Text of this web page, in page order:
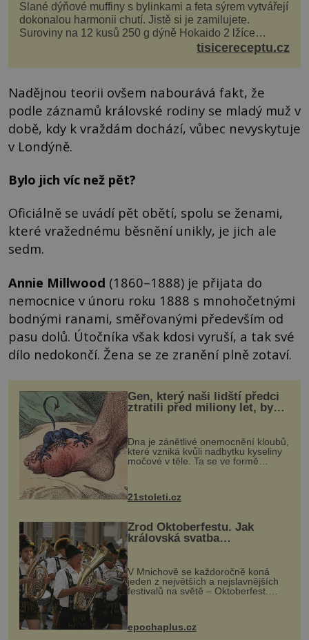
Slané dýňové muffiny s bylinkami a feta sýrem vytvářejí
dokonalou harmonii chutí. Jistě si je zamilujete.
Suroviny na 12 kusů 250 g dýně Hokaido 2 lžíce
olivového oleje sůl, pepř hrst nasekaných špen...
tisicereceptu.cz
Nadějnou teorii ovšem nabourává fakt, že
podle záznamů královské rodiny se mladý muž v
době, kdy k vraždám dochází, vůbec nevyskytuje
v Londýně.
Bylo jich víc než pět?
Oficiálně se uvádí pět obětí, spolu se ženami,
které vražednému běsnění unikly, je jich ale
sedm.
Annie Millwood (1860–1888) je přijata do
nemocnice v únoru roku 1888 s mnohočetnými
bodnými ranami, směřovanými především od
pasu dolů. Útočníka však kdosi vyruší, a tak své
dílo nedokončí. Žena se ze zranění plně zotaví.
Gen, který naši lidští předci
ztratili před miliony let, by
mohl pomoci s léčbou
„nemoci králů“
Dna je zánětlivé onemocnění kloubů,
které vzniká kvůli nadbytku kyseliny
močové v těle. Ta se ve formě
nohou, a způsobuje bole...
21stoleti.cz
Zrod Oktoberfestu. Jak
královská svatba
odstartovala největší pivní
festival světa
V Mnichově se každoročně koná
jeden z největších a nejslavnějších
festivalů na světě – Oktoberfest.
návštěvníků, kteří si vychutnávají
kultur...
epochaplus.cz